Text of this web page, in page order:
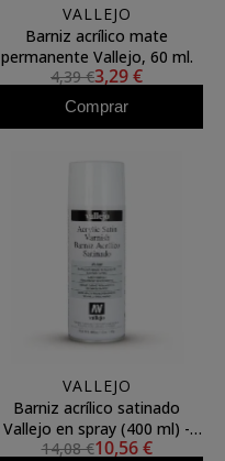
VALLEJO
Barniz acrílico mate
permanente Vallejo, 60 ml.
4,39 €3,29 €
Comprar
VALLEJO
Barniz acrílico satinado
Vallejo en spray (400 ml) -
Protección UV
14,08 €10,56 €